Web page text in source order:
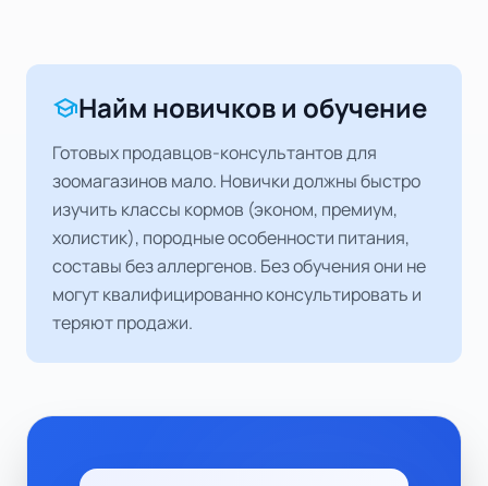
schoolНайм новичков и обучение
Готовых продавцов-консультантов для
зоомагазинов мало. Новички должны быстро
изучить классы кормов (эконом, премиум,
холистик), породные особенности питания,
составы без аллергенов. Без обучения они не
могут квалифицированно консультировать и
теряют продажи.